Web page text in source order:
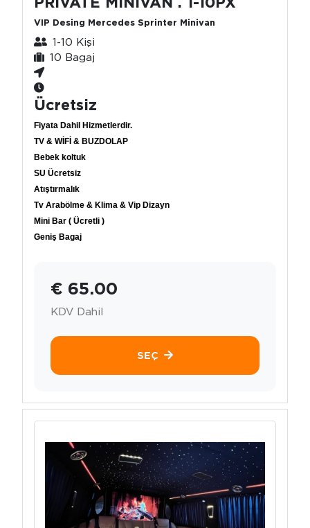
VIP Desing Mercedes Sprinter Minivan
1-10 Kişi
10 Bagaj
Ücretsiz
Fiyata Dahil Hizmetlerdir.
TV & WİFİ & BUZDOLAP
Bebek koltuk
SU Ücretsiz
Atıştırmalık
Tv Arabölme & Klima & Vip Dizayn
Mini Bar ( Ücretli )
Geniş Bagaj
€ 65.00
KDV Dahil
SEÇ